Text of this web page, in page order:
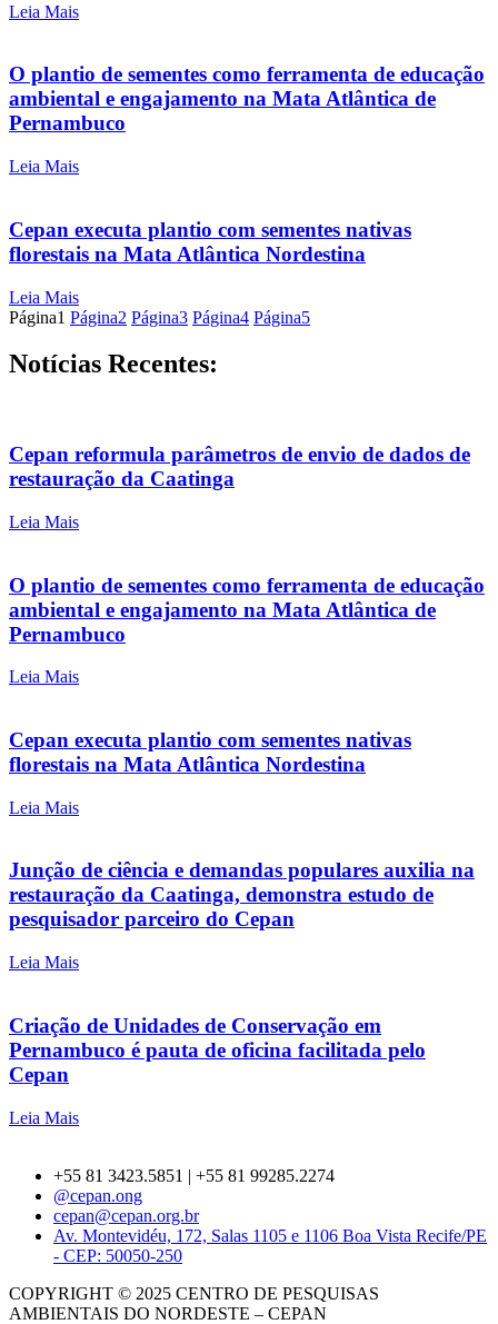
Leia Mais
O plantio de sementes como ferramenta de educação
ambiental e engajamento na Mata Atlântica de
Pernambuco
Leia Mais
Cepan executa plantio com sementes nativas
florestais na Mata Atlântica Nordestina
Leia Mais
Página1 Página2 Página3 Página4 Página5
Notícias Recentes:
Cepan reformula parâmetros de envio de dados de
restauração da Caatinga
Leia Mais
O plantio de sementes como ferramenta de educação
ambiental e engajamento na Mata Atlântica de
Pernambuco
Leia Mais
Cepan executa plantio com sementes nativas
florestais na Mata Atlântica Nordestina
Leia Mais
Junção de ciência e demandas populares auxilia na
restauração da Caatinga, demonstra estudo de
pesquisador parceiro do Cepan
Leia Mais
Criação de Unidades de Conservação em
Pernambuco é pauta de oficina facilitada pelo
Cepan
Leia Mais
+55 81 3423.5851 | +55 81 99285.2274
@cepan.ong
cepan@cepan.org.br
Av. Montevidéu, 172, Salas 1105 e 1106 Boa Vista Recife/PE
- CEP: 50050-250
COPYRIGHT © 2025 CENTRO DE PESQUISAS
AMBIENTAIS DO NORDESTE – CEPAN